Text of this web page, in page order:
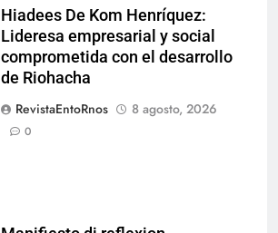
Hiadees De Kom Henríquez:
Lideresa empresarial y social
comprometida con el desarrollo
de Riohacha
RevistaEntoRnos
8 agosto, 2026
0